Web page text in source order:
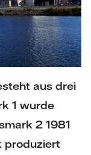
aus drei
1 wurde
2 1981
produziert